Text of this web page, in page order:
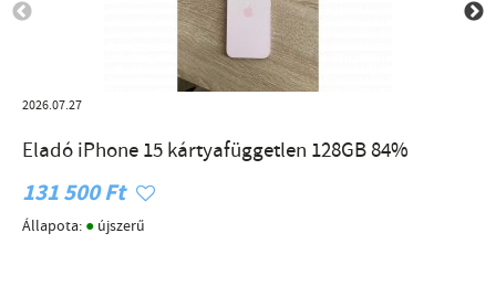
2026.07.27
Eladó iPhone 15 kártyafüggetlen 128GB 84%
131 500 Ft
Állapota: ● újszerű